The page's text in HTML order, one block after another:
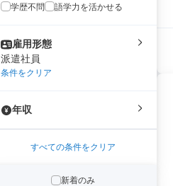
学歴不問
語学力を活かせる
雇用形態
派遣社員
条件をクリア
年収
すべての条件をクリア
新着のみ